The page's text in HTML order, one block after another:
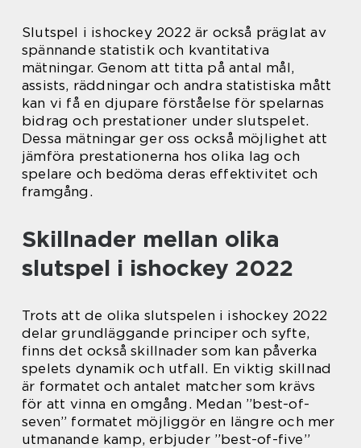
Slutspel i ishockey 2022 är också präglat av
spännande statistik och kvantitativa
mätningar. Genom att titta på antal mål,
assists, räddningar och andra statistiska mått
kan vi få en djupare förståelse för spelarnas
bidrag och prestationer under slutspelet.
Dessa mätningar ger oss också möjlighet att
jämföra prestationerna hos olika lag och
spelare och bedöma deras effektivitet och
framgång.
Skillnader mellan olika
slutspel i ishockey 2022
Trots att de olika slutspelen i ishockey 2022
delar grundläggande principer och syfte,
finns det också skillnader som kan påverka
spelets dynamik och utfall. En viktig skillnad
är formatet och antalet matcher som krävs
för att vinna en omgång. Medan ”best-of-
seven” formatet möjliggör en längre och mer
utmanande kamp, erbjuder ”best-of-five”